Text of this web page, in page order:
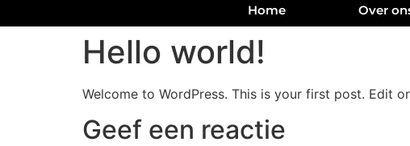
Home Over
Hello world!
Welcome to WordPress. This is your first post. Edit
Geef een reactie